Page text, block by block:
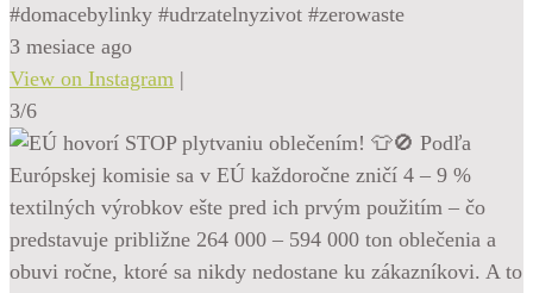
#domacebylinky #udrzatelnyzivot #zerowaste
3 mesiace ago
View on Instagram |
3/6